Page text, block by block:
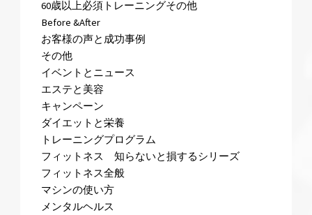
60歳以上必須トレーニングその他
Before &After
お客様の声と成功事例
その他
イベントとニュース
エステと美容
キャンペーン
ダイエットと栄養
トレーニングプログラム
フィットネス 知らないと損するシリーズ
フィットネス全般
マシンの使い方
メンタルヘルス